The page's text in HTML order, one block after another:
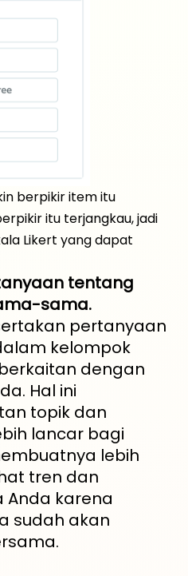
berpikir item itu
itu terjangkau, jadi
Likert yang dapat
tentang
sama.
pertanyaan
kelompok
dengan
Hal ini
topik dan
lancar bagi
lebih
tren dan
Anda karena
sudah akan